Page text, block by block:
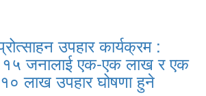
उपहार कार्यक्रम :
जनालाई एक-एक लाख र एक
लाख उपहार घोषणा हुने